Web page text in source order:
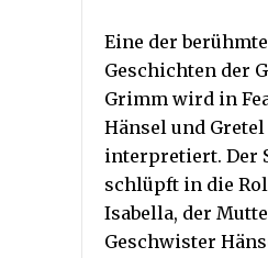
Eine der
Geschichten der
Grimm wird in
Hänsel und Gretel
interpretiert. Der
schlüpft in die
Isabella, der
Geschwister